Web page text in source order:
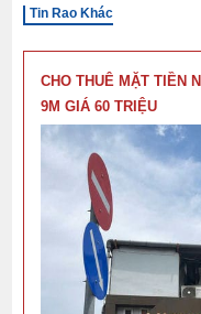
Tin Rao Khác
CHO THUÊ MẶT TIỀN
9M GIÁ 60 TRIỆU